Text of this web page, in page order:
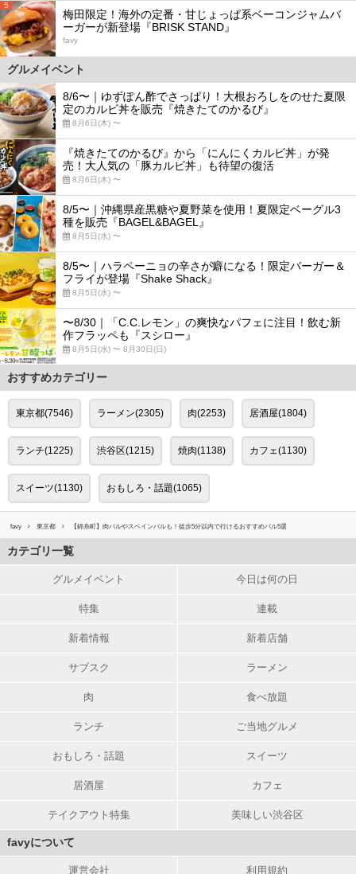
5
梅田限定！海外の定番・甘じょっぱ系ベーコンジャムバ
ーガーが新登場『BRISK STAND』
favy
グルメイベント
8/6〜｜ゆずぽん酢でさっぱり！大根おろしをのせた夏限
定のカルビ丼を販売『焼きたてのかるび』
8月6日(木) 〜
『焼きたてのかるび』から「にんにくカルビ丼」が発
売！大人気の「豚カルビ丼」も待望の復活
8月6日(木) 〜
8/5〜｜沖縄県産黒糖や夏野菜を使用！夏限定ベーグル3
種を販売『BAGEL&BAGEL』
8月5日(水) 〜
8/5〜｜ハラペーニョの辛さが癖になる！限定バーガー＆
フライが登場『Shake Shack』
8月5日(水) 〜
〜8/30｜「C.C.レモン」の爽快なパフェに注目！飲む新
作フラッペも『スシロー』
8月5日(水) 〜 8月30日(日)
おすすめカテゴリー
東京都(7546) ラーメン(2305) 肉(2253) 居酒屋(1804)
ランチ(1225) 渋谷区(1215) 焼肉(1138) カフェ(1130)
スイーツ(1130) おもしろ・話題(1065)
favy 東京都 【錦糸町】肉バルやスペインバルも！徒歩5分以内で行けるおすすめバル5選
カテゴリ一覧
グルメイベント 今日は何の日
特集 連載
新着情報 新着店舗
サブスク ラーメン
肉 食べ放題
ランチ ご当地グルメ
おもしろ・話題 スイーツ
居酒屋 カフェ
テイクアウト特集 美味しい渋谷区
favyについて
運営会社 利用規約